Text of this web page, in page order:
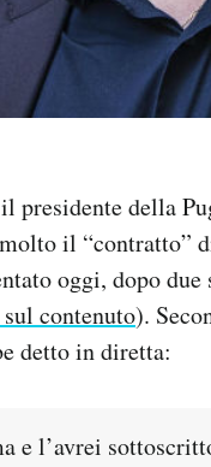
presidente della
il “contratto”
oggi, dopo
contenuto).
detto in diretta:
e l’avrei